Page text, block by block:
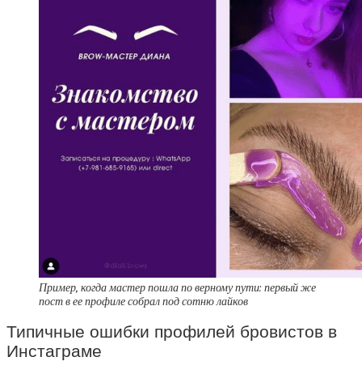
Пример, когда мастер пошла по верному пути: первый же
пост в ее профиле собрал под сотню лайков
Типичные ошибки профилей бровистов в
Инстаграме